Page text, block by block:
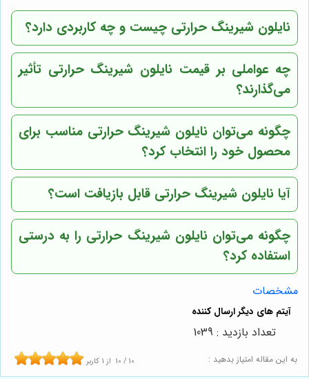
نایلون شیرینگ حرارتی چیست و چه کاربردی دارد؟
چه عواملی بر قیمت نایلون شیرینگ حرارتی تأثیر
می‌گذارند؟
چگونه می‌توان نایلون شیرینگ حرارتی مناسب برای
محصول خود را انتخاب کرد؟
آیا نایلون شیرینگ حرارتی قابل بازیافت است؟
چگونه می‌توان نایلون شیرینگ حرارتی را به درستی
استفاده کرد؟
مشخصات
به این مقاله امتیاز بدهید : 10 / 10 از 1 کاربر
تعداد بازدید : 1039